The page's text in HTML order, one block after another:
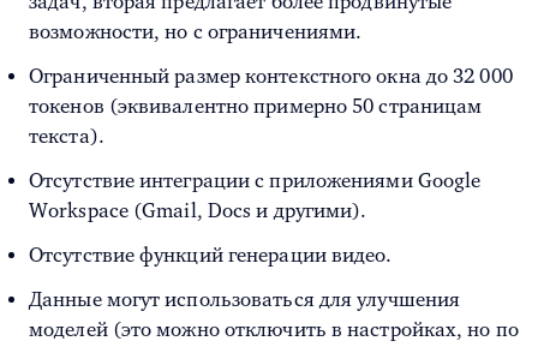
возможности, но с ограничениями.
Ограниченный размер контекстного окна до 32 000
токенов (эквивалентно примерно 50 страницам
текста).
Отсутствие интеграции с приложениями Google
Workspace (Gmail, Docs и другими).
Отсутствие функций генерации видео.
Данные могут использоваться для улучшения
моделей (это можно отключить в настройках, но по